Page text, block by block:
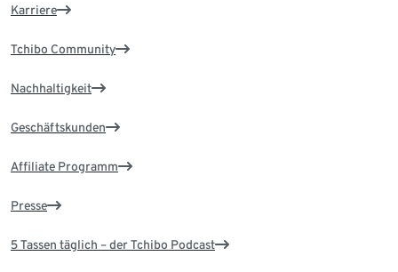
Karriere
Tchibo Community
Nachhaltigkeit
Geschäftskunden
Affiliate Programm
Presse
5 Tassen täglich – der Tchibo Podcast